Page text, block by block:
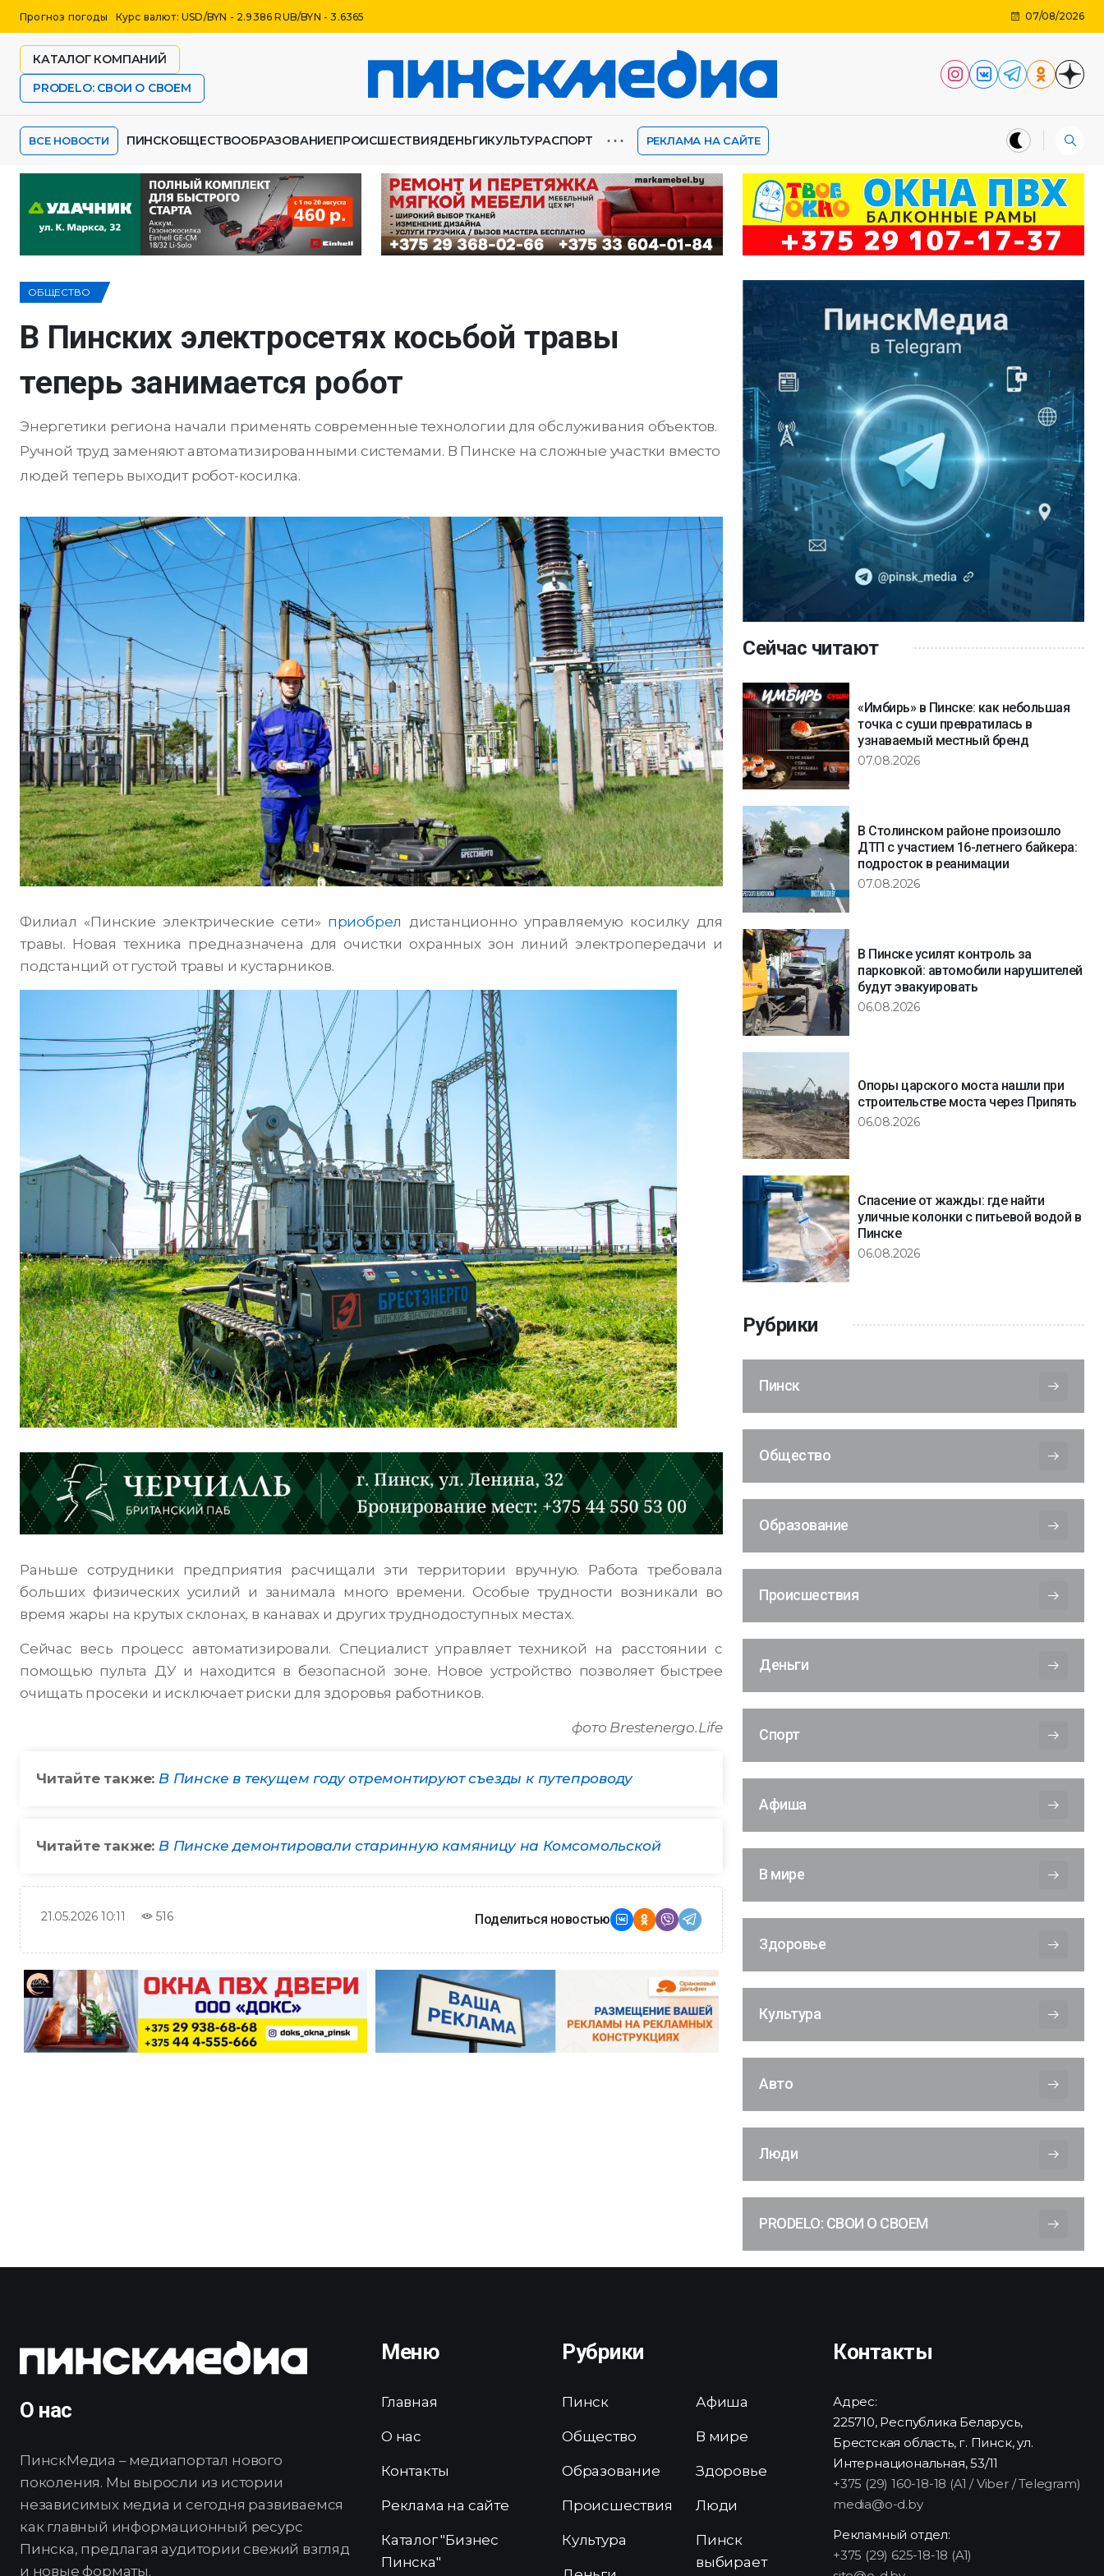
Прогноз погоды Курс валют: USD/BYN - 2.9386 RUB/BYN - 3.6365 07/08/2026
КАТАЛОГ КОМПАНИЙ
PRODELO: СВОИ О СВОЕМ
ВСЕ НОВОСТИ ПИНСКОБЩЕСТВООБРАЗОВАНИЕПРОИСШЕСТВИЯДЕНЬГИКУЛЬТУРАСПОРТ ⋯ РЕКЛАМА НА САЙТЕ
ОБЩЕСТВО
В Пинских электросетях косьбой травы
теперь занимается робот
Энергетики региона начали применять современные технологии для обслуживания объектов.
Ручной труд заменяют автоматизированными системами. В Пинске на сложные участки вместо
людей теперь выходит робот-косилка.
Филиал «Пинские электрические сети» приобрел дистанционно управляемую косилку для
травы. Новая техника предназначена для очистки охранных зон линий электропередачи и
подстанций от густой травы и кустарников.
Раньше сотрудники предприятия расчищали эти территории вручную. Работа требовала
больших физических усилий и занимала много времени. Особые трудности возникали во
время жары на крутых склонах, в канавах и других труднодоступных местах.
Сейчас весь процесс автоматизировали. Специалист управляет техникой на расстоянии с
помощью пульта ДУ и находится в безопасной зоне. Новое устройство позволяет быстрее
очищать просеки и исключает риски для здоровья работников.
фото Brestenergo.Life
Читайте также: В Пинске в текущем году отремонтируют съезды к путепроводу
Читайте также: В Пинске демонтировали старинную камяницу на Комсомольской
21.05.2026 10:11 516 Поделиться новостью
Сейчас читают
«Имбирь» в Пинске: как небольшая
точка с суши превратилась в
узнаваемый местный бренд
07.08.2026
В Столинском районе произошло
ДТП с участием 16-летнего байкера:
подросток в реанимации
07.08.2026
В Пинске усилят контроль за
парковкой: автомобили нарушителей
будут эвакуировать
06.08.2026
Опоры царского моста нашли при
строительстве моста через Припять
06.08.2026
Спасение от жажды: где найти
уличные колонки с питьевой водой в
Пинске
06.08.2026
Рубрики
Пинск
Общество
Образование
Происшествия
Деньги
Спорт
Афиша
В мире
Здоровье
Культура
Авто
Люди
PRODELO: СВОИ О СВОЕМ
О нас
ПинскМедиа – медиапортал нового
поколения. Мы выросли из истории
независимых медиа и сегодня развиваемся
как главный информационный ресурс
Пинска, предлагая аудитории свежий взгляд
и новые форматы.
Меню
Главная
О нас
Контакты
Реклама на сайте
Каталог "Бизнес
Пинска"
Рубрики
Пинск
Общество
Образование
Происшествия
Культура
Афиша
В мире
Здоровье
Люди
Пинск
выбирает
Контакты
Адрес:
225710, Республика Беларусь,
Брестская область, г. Пинск, ул.
Интернациональная, 53/11
+375 (29) 160-18-18 (A1 / Viber / Telegram)
media@o-d.by
Рекламный отдел:
+375 (29) 625-18-18 (A1)